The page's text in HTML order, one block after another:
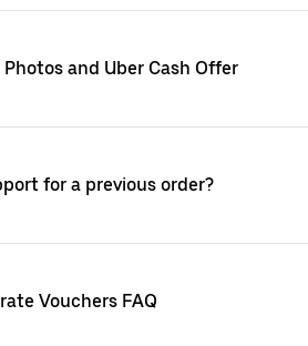
and Uber Cash Offer
for a previous order?
Vouchers FAQ